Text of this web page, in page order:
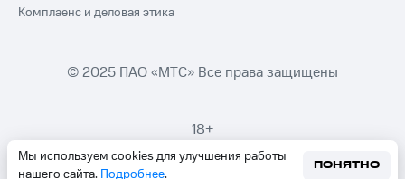
Мы используем cookies для улучшения работы
нашего сайта. Подробнее.
ПОНЯТНО
Комплаенс и деловая этика
© 2025 ПАО «МТС» Все права защищены
18+